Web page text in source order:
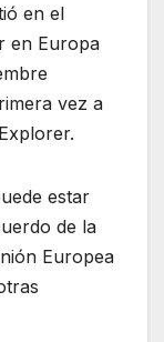
en el
en Europa
vez a
estar
de la
Europea